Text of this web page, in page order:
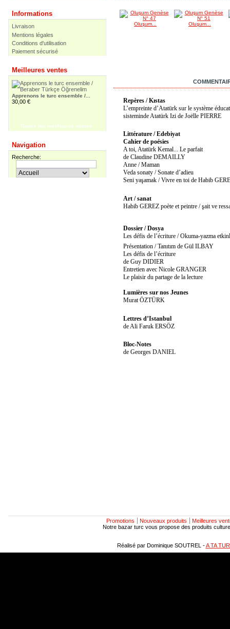
Informations
Livraison
Mentions légales
Conditions d'utilisation
Paiement sécurisé
Meilleures ventes
Apprenons le turc ensemble /...
30,00 €
55,00 €
Pir Sultan Abdal
16,00 €
Toutes les meilleures ventes
Navigation
Recherche:
Oluşum... Oluşum...
Repères / Kıstas
L’empreinte d’Atatürk sur le système
sisteminde Atatürk Izi de Joëlle PIERRE
Littérature / Edebiyat
Cahier de poésies
A toi, Atatürk Kemal... Le parfait
de Claudine DEMAILLY
Anne / Maman
Veda sonaty / Sonate d’adieu
Seni yaşamak / Vivre en toi de Habib
Art / sanat
Habib GEREZ poète et peintre / şait ve
Dossier / Dosya
Les défis de l’écriture / Okuma-yazma
Présentation / Tanıtım de Gül ILBAY
Les défis de l’écriture
de Guy DIDIER
Entretien avec Nicole GRANGER
Le plaisir du partage de la lecture
Lumières sur nos Jeunes
Murat ÖZTÜRK
Lettres d’Istanbul
de Ali Faruk ERSÖZ
Bloc-Notes
de Georges DANIEL
Promotions Nouveaux produits
Meilleures
Notre bazar turc vous propose des produits
Réalisé par Dominique SOUTREL -A TA